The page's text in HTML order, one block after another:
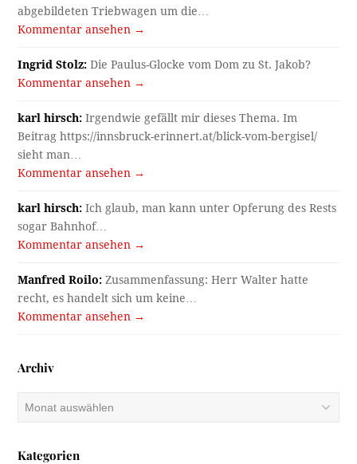
abgebildeten Triebwagen um die…
Kommentar ansehen →
Ingrid Stolz: Die Paulus-Glocke vom Dom zu St. Jakob?
Kommentar ansehen →
karl hirsch: Irgendwie gefällt mir dieses Thema. Im
Beitrag https://innsbruck-erinnert.at/blick-vom-bergisel/
sieht man…
Kommentar ansehen →
karl hirsch: Ich glaub, man kann unter Opferung des Rests
sogar Bahnhof…
Kommentar ansehen →
Manfred Roilo: Zusammenfassung: Herr Walter hatte
recht, es handelt sich um keine…
Kommentar ansehen →
Archiv
Kategorien